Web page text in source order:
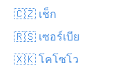
🇨🇿 เช็ก
🇷🇸 เซอร์เบีย
🇽🇰 โคโซโว